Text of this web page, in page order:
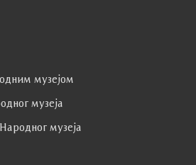
музејoм
музеја
музеја